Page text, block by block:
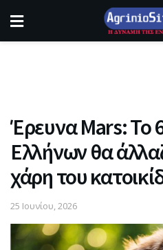
Έρευνα Mars: Το
Ελλήνων θα
χάρη του
25 Ιουνίου, 2026